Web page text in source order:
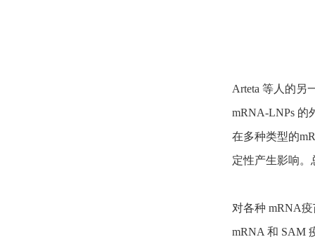
Arteta 等人的另
mRNA-LNPs 的
在多种类型的
定性产生影响。
对各种 mRNA
mRNA 和 SAM